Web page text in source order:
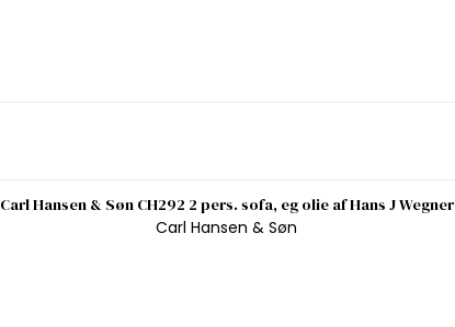
Carl Hansen & Søn CH292 2 pers. sofa, eg olie af Hans J Wegner
Carl Hansen & Søn